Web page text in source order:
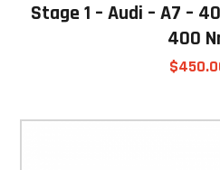
Stage 1 – Audi – A7 –
400
$